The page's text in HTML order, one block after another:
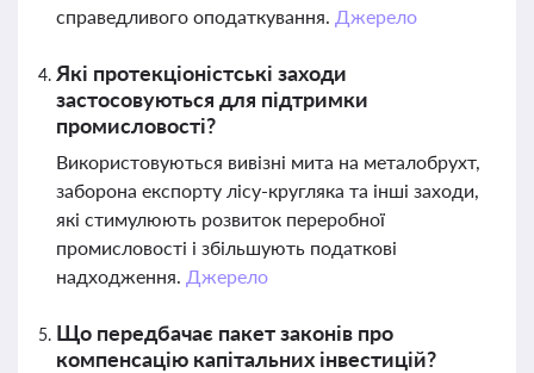
справедливого оподаткування. Джерело
Які протекціоністські заходи
застосовуються для підтримки
промисловості?
Використовуються вивізні мита на металобрухт,
заборона експорту лісу-кругляка та інші заходи,
які стимулюють розвиток переробної
промисловості і збільшують податкові
надходження. Джерело
Що передбачає пакет законів про
компенсацію капітальних інвестицій?